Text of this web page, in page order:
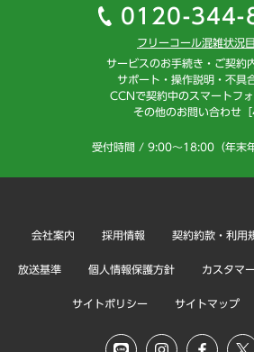
0120-344-
フリーコール混雑状況
サービスのお手続き・ご契約
サポート・操作説明・不具
CCNで契約中のスマートフォ
その他のお問い合わせ［
受付時間 / 9:00～18:00（年末年
会社案内 採用情報 契約約款・利用
放送基準 個人情報保護方針 カスタマ
サイトポリシー サイトマップ